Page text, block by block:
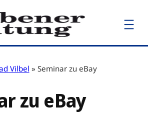
Vilbel » Seminar zu eBay
zu eBay